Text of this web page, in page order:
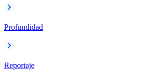
Profundidad
Reportaje